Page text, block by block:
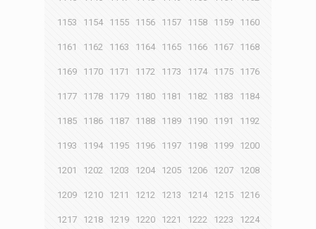
1153 1154 1155 1156 1157 1158 1159 1160
1161 1162 1163 1164 1165 1166 1167 1168
1169 1170 1171 1172 1173 1174 1175 1176
1177 1178 1179 1180 1181 1182 1183 1184
1185 1186 1187 1188 1189 1190 1191 1192
1193 1194 1195 1196 1197 1198 1199 1200
1201 1202 1203 1204 1205 1206 1207 1208
1209 1210 1211 1212 1213 1214 1215 1216
1217 1218 1219 1220 1221 1222 1223 1224